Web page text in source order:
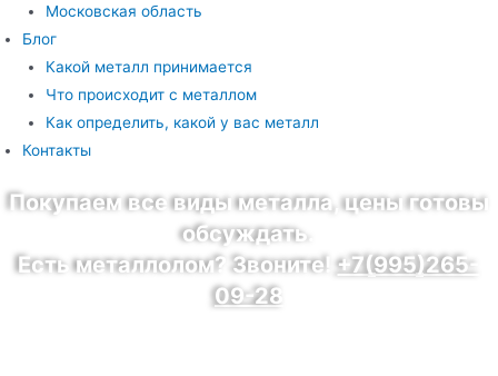
Московская область
Блог
Какой металл принимается
Что происходит с металлом
Как определить, какой у вас металл
Контакты
Покупаем все виды металла, цены готовы
обсуждать.
Есть металлолом? Звоните!+7(995)265-
09-28